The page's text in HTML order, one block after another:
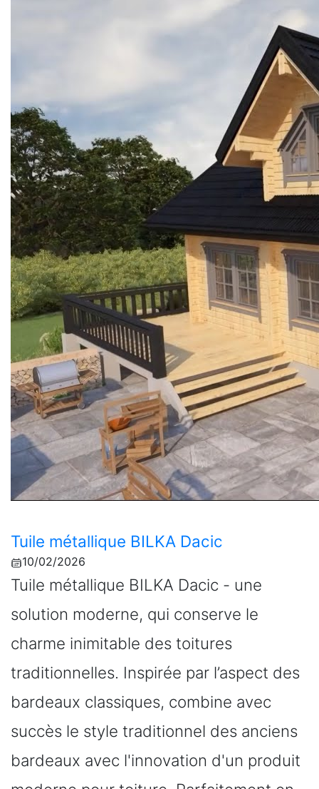
Tuile métallique BILKA Dacic
10/02/2026
Tuile métallique BILKA Dacic - une
solution moderne, qui conserve le
charme inimitable des toitures
traditionnelles. Inspirée par l’aspect des
bardeaux classiques, combine avec
succès le style traditionnel des anciens
bardeaux avec l'innovation d'un produit